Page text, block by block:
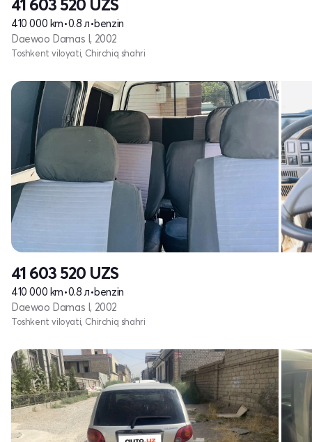
41 603 520 UZS
410 000 km•0.8 л•benzin
Daewoo Damas I, 2002
Toshkent viloyati, Chirchiq shahri
41 603 520 UZS
410 000 km•0.8 л•benzin
Daewoo Damas I, 2002
Toshkent viloyati, Chirchiq shahri